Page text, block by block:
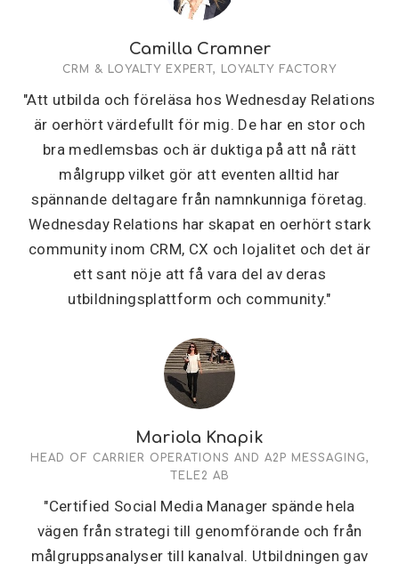
Camilla Cramner
CRM & LOYALTY EXPERT, LOYALTY FACTORY
"Att utbilda och föreläsa hos Wednesday Relations
är oerhört värdefullt för mig. De har en stor och
bra medlemsbas och är duktiga på att nå rätt
målgrupp vilket gör att eventen alltid har
spännande deltagare från namnkunniga företag.
Wednesday Relations har skapat en oerhört stark
community inom CRM, CX och lojalitet och det är
ett sant nöje att få vara del av deras
utbildningsplattform och community."
Mariola Knapik
HEAD OF CARRIER OPERATIONS AND A2P MESSAGING,
TELE2 AB
"Certified Social Media Manager spände hela
vägen från strategi till genomförande och från
målgruppsanalyser till kanalval. Utbildningen gav